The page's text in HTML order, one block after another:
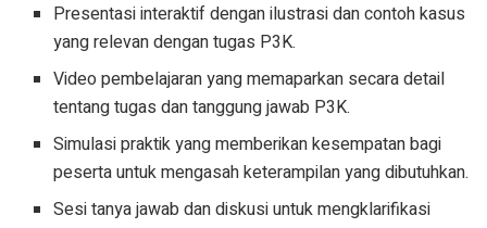
Presentasi interaktif dengan ilustrasi dan contoh kasus
yang relevan dengan tugas P3K.
Video pembelajaran yang memaparkan secara detail
tentang tugas dan tanggung jawab P3K.
Simulasi praktik yang memberikan kesempatan bagi
peserta untuk mengasah keterampilan yang dibutuhkan.
Sesi tanya jawab dan diskusi untuk mengklarifikasi